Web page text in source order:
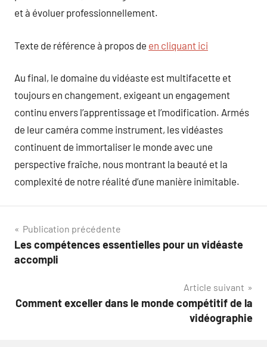
et à évoluer professionnellement.
Texte de référence à propos de en cliquant ici
Au final, le domaine du vidéaste est multifacette et
toujours en changement, exigeant un engagement
continu envers l’apprentissage et l’modification. Armés
de leur caméra comme instrument, les vidéastes
continuent de immortaliser le monde avec une
perspective fraîche, nous montrant la beauté et la
complexité de notre réalité d’une manière inimitable.
Navigation
de
Publication précédente
Les compétences essentielles pour un vidéaste
accompli
Article suivant
Comment exceller dans le monde compétitif de la
vidéographie